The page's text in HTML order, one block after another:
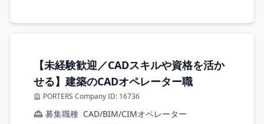
【未経験歓迎／CADスキルや資格を活か
せる】建築のCADオペレーター職
PORTERS Company ID: 16736
募集職種 CAD/BIM/CIMオペレーター